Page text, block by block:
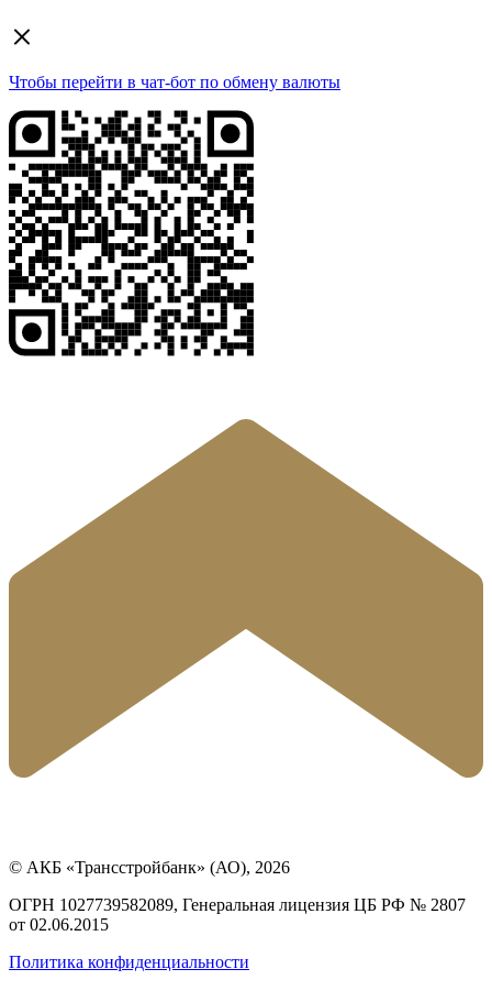
Чтобы перейти в чат-бот по обмену валюты
© АКБ «Трансстройбанк» (АО), 2026
ОГРН 1027739582089, Генеральная лицензия ЦБ РФ № 2807
от 02.06.2015
Политика конфиденциальности